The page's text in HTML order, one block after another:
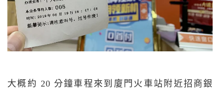
大概約 20 分鐘車程來到廈門火車站附近招商銀